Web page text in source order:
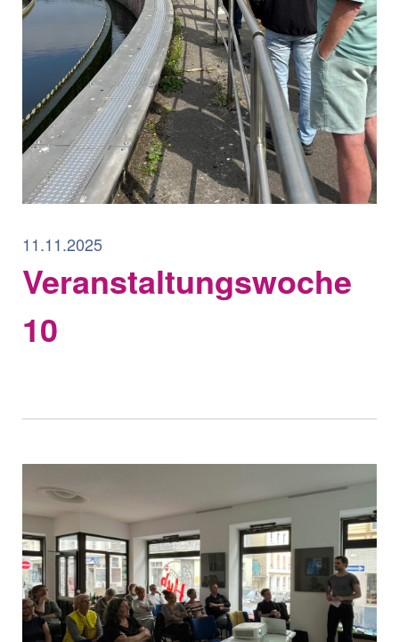
11.11.2025
Veranstaltungswoche
10